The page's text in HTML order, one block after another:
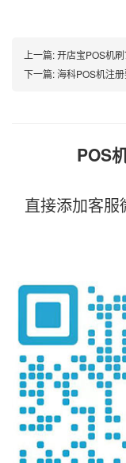
上一篇:开店宝POS机
下一篇:海科POS机注
POS
直接添加客服